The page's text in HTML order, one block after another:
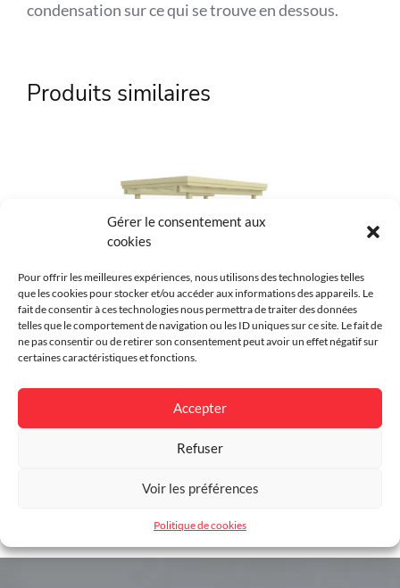
Gérer le consentement aux
cookies
Pour offrir les meilleures expériences, nous utilisons des technologies telles
que les cookies pour stocker et/ou accéder aux informations des appareils. Le
fait de consentir à ces technologies nous permettra de traiter des données
telles que le comportement de navigation ou les ID uniques sur ce site. Le fait de
ne pas consentir ou de retirer son consentement peut avoir un effet négatif sur
certaines caractéristiques et fonctions.
Accepter
Refuser
Voir les préférences
Politique de cookies
condensation sur ce qui se trouve en dessous.
Vert
Environnement Résidentiel
Garantie 25 ans
Dimensions
Dimensions extérieur 195 x
cm
Produits similaires
Abri jardin Julia